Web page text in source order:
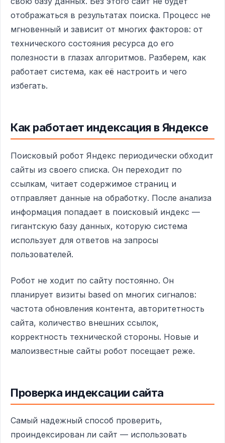
отображаться в результатах поиска. Процесс не
мгновенный и зависит от многих факторов: от
технического состояния ресурса до его
полезности в глазах алгоритмов. Разберем, как
работает система, как её настроить и чего
избегать.
Как работает индексация в Яндексе
Поисковый робот Яндекс периодически обходит
сайты из своего списка. Он переходит по
ссылкам, читает содержимое страниц и
отправляет данные на обработку. После анализа
информация попадает в поисковый индекс —
гигантскую базу данных, которую система
использует для ответов на запросы
пользователей.
Робот не ходит по сайту постоянно. Он
планирует визиты based on многих сигналов:
частота обновления контента, авторитетность
сайта, количество внешних ссылок,
корректность технической стороны. Новые и
малоизвестные сайты робот посещает реже.
Проверка индексации сайта
Самый надежный способ проверить,
проиндексирован ли сайт — использовать